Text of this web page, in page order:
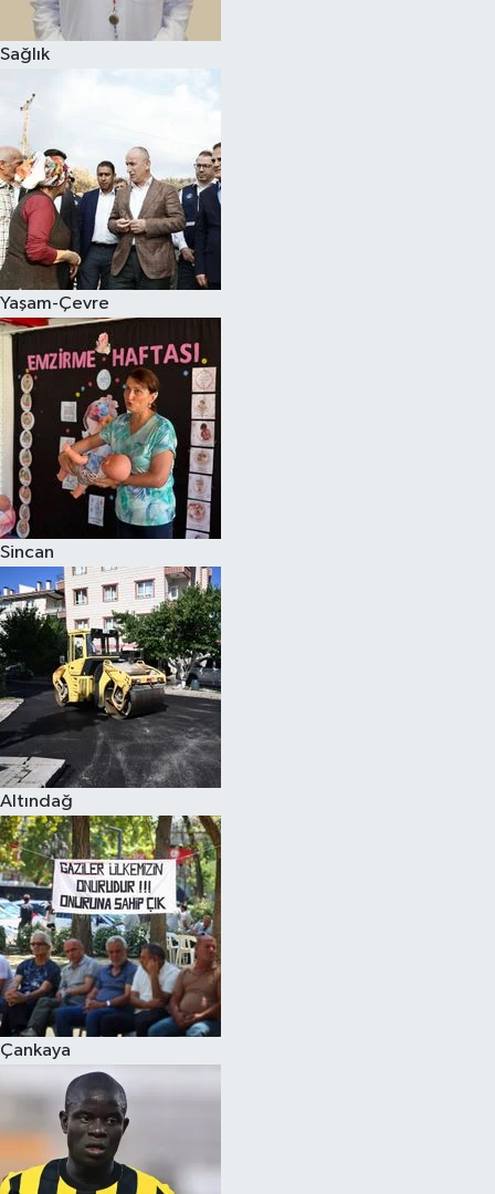
Sağlık
Yaşam-Çevre
Sincan
Altındağ
Çankaya